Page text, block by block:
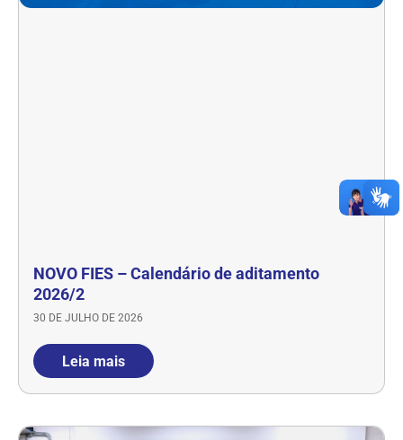
NOVO FIES – Calendário de aditamento
2026/2
30 DE JULHO DE 2026
Leia mais